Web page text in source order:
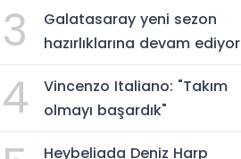
Ankara’ya sevk edildi
3
Galatasaray yeni sezon
hazırlıklarına devam ediyor
4
Vincenzo Italiano: "Takım
olmayı başardık"
Heybeliada Deniz Harp